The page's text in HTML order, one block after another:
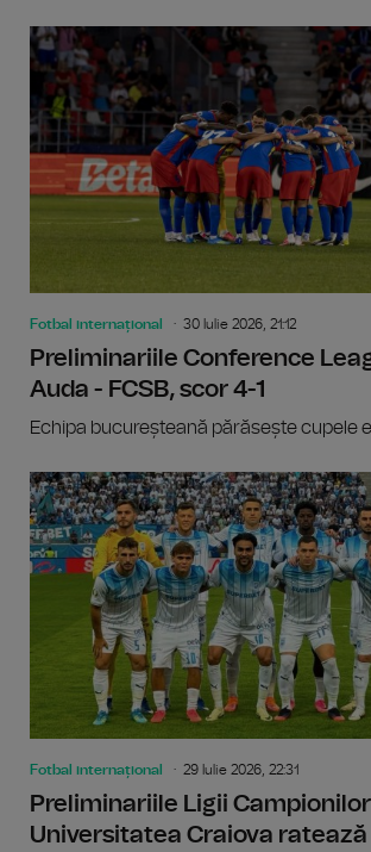
Fotbal internațional 30 Iulie 2026, 21:12
Preliminariile Conference
Auda - FCSB, scor 4-1
Echipa bucureșteană părăsește cupele
Fotbal internațional 29 Iulie 2026, 22:31
Preliminariile Ligii
Universitatea Craiova